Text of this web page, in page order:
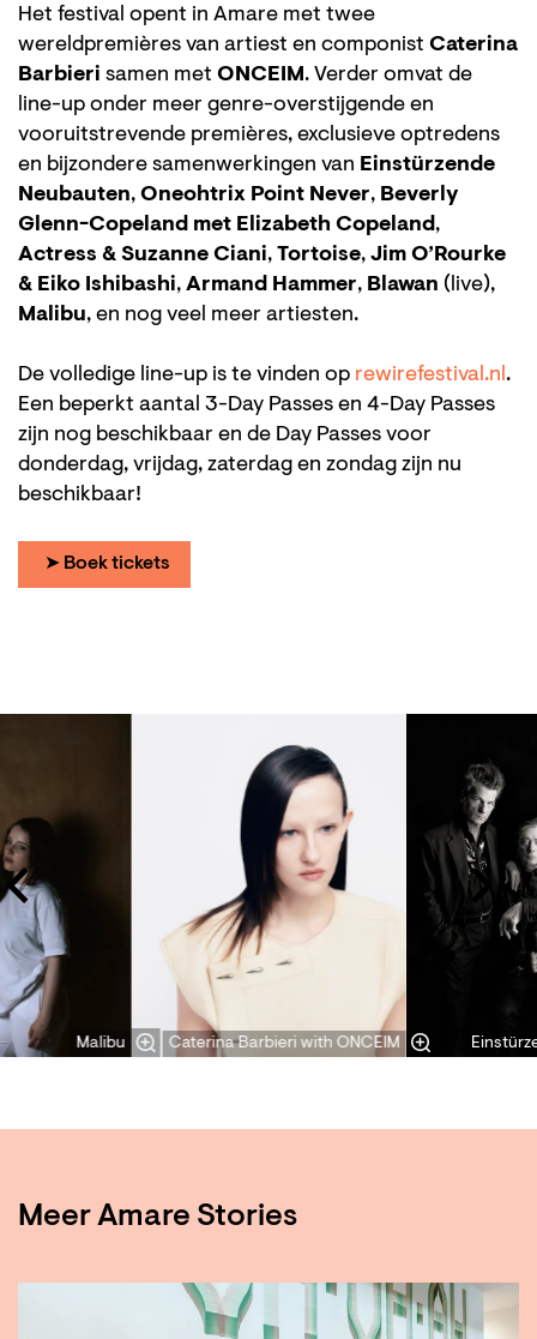
Het festival opent in Amare met twee
wereldpremières van artiest en componist Caterina
Barbieri samen met ONCEIM. Verder omvat de
line-up onder meer genre-overstijgende en
vooruitstrevende premières, exclusieve optredens
en bijzondere samenwerkingen van Einstürzende
Neubauten, Oneohtrix Point Never, Beverly
Glenn-Copeland met Elizabeth Copeland,
Actress & Suzanne Ciani, Tortoise, Jim O’Rourke
& Eiko Ishibashi, Armand Hammer, Blawan (live),
Malibu, en nog veel meer artiesten.
De volledige line-up is te vinden op rewirefestival.nl.
Een beperkt aantal 3-Day Passes en 4-Day Passes
zijn nog beschikbaar en de Day Passes voor
donderdag, vrijdag, zaterdag en zondag zijn nu
beschikbaar!
➤ Boek tickets
Malibu Caterina Barbieri with ONCEIM
Meer Amare Stories